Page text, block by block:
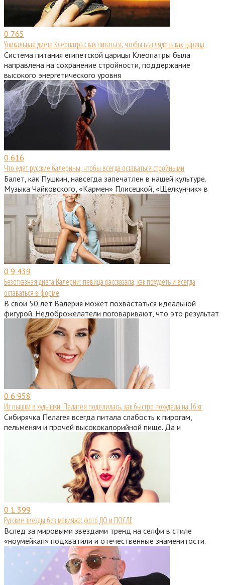
0 765
Уникальная диета Клеопатры: как питаться, чтобы выглядеть как царица
Система питания египетской царицы Клеопатры была
направлена на сохранение стройности, поддержание
высокого энергетического уровня
0 616
Что едят русские балерины, чтобы всегда оставаться стройными
Балет, как Пушкин, навсегда запечатлен в нашей культуре.
Музыка Чайковского, «Кармен» Плисецкой, «Щелкунчик» в
0 9 439
Безотказная диета Валерии: певица рассказала, как похудеть и всегда
оставаться в форме
В свои 50 лет Валерия может похвастаться идеальной
фигурой. Недоброжелатели поговаривают, что это результат
0 6 958
Из пышки в худышки: Пелагея поделилась, как быстро похудела на 16 кг
Сибирячка Пелагея всегда питала слабость к пирогам,
пельменям и прочей высококалорийной пище. Да и
0 1 399
Русские звезды без макияжа: фото ДО и ПОСЛЕ
Вслед за мировыми звездами тренд на селфи в стиле
«ноумейкап» подхватили и отечественные знаменитости.